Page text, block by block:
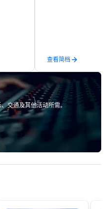
confidence and
result is a
event experience
goosebumps! With more than 30
years of experience
knowledge of every
success and the
we’ve built are the
查看简档
交通及其他活动所需。